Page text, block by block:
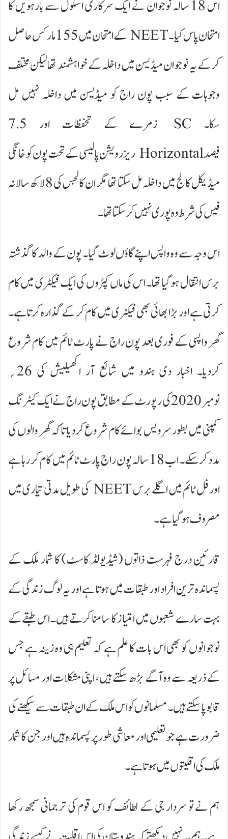
اس 18 سالہ نوجوان نے ایک سرکاری اسکول سے بارہویں کا
امتحان پاس کیا۔ NEET کے امتحان میں 155 مارکس حاصل
کر کے یہ نوجوان میڈیسن میں داخلہ کے خواہشمند تھا لیکن مختلف
وجوہات کے سبب پون راج کو میڈیسن میں داخلہ نہیں مل
سکا۔ SC زمرے کے تحفظات اور 7.5
فیصد Horizontal ریزرویشن پالیسی کے تحت پون کو خانگی
میڈیکل کالج میں داخلہ مل سکتا تھا مگر ان کالجس کی 8 لاکھ سالانہ
فیس کی شرط وہ پوری نہیں کرسکتا تھا۔
اس وجہ سے وہ واپس اپنے گاؤں لوٹ گیا۔ پون کے والد کا گذشتہ
برس انتقال ہوگیا تھا۔ اس کی ماں کپڑوں کی ایک فیکٹری میں کام
کرتی ہے اور بڑا بھائی بھی فیکٹری میں کام کر کے گذارہ کرتا ہے۔
گھر واپسی کے فوری بعد پون راج نے پارٹ ٹائم میں کام شروع
کردیا۔ اخبار دی ہندو میں شائع آر اکھیلیش کی 26؍
نومبر 2020 کی رپورٹ کے مطابق پون راج نے ایک کیٹرنگ
کمپنی میں بطور سرویس بوائے کام شروع کردیا تاکہ گھر والوں کی
مدد کرسکے۔ اب 18 سالہ پون راج پارٹ ٹائم میں کام کر رہا ہے
اور فل ٹائم میں اگلے برس NEET کی طویل مدتی تیاری میں
مصروف ہوگیا ہے۔
قارئین درج فہرست ذاتوں (شیڈیولڈ کاسٹ) کا شمار ملک کے
پسماندہ ترین افراد اور طبقات میں ہوتا ہے اور یہ لوگ زندگی کے
بہت سارے شعبوں میں امتیاز کا سامنا کرتے ہیں۔ اس طبقے کے
نوجوانوں کو بھی اس بات کا علم ہے کہ تعلیم ہی وہ زینہ ہے جس
کے ذریعہ سے وہ آگے بڑھ سکتے ہیں، اپنی مشکلات اور مسائل پر
قابو پاسکتے ہیں۔ مسلمانوں کو اس ملک کے ان طبقات سے سیکھنے کی
ضرورت ہے جو تعلیمی اور معاشی طور پر پسماندہ ہیں اور جن کا شمار
ملک کی اقلیتوں میں ہوتا ہے۔
ہم نے تو سردار جی کے لطائف کو اس قوم کی ترجمانی سمجھ رکھا